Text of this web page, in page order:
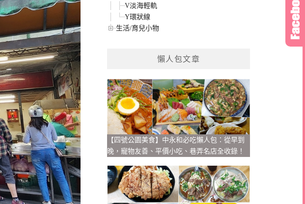
V淡海輕軌
Y環狀線
生活/育兒小物
懶人包文章
【四號公園美食】中永和必吃懶人包：從早到
晚，寵物友善、平價小吃、巷弄名店全收錄！